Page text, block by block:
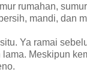
rumahan,
mandi, dan
Ya ramai
Meskipun